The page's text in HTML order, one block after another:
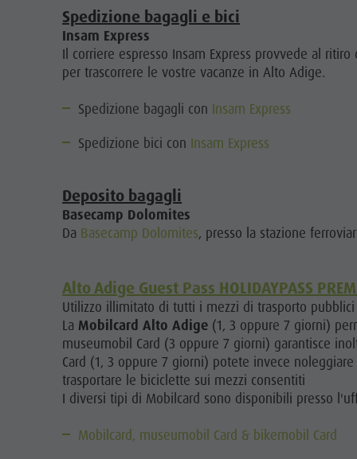
Spedizione bagagli e bici
Insam Express
Il corriere espresso Insam Express provvede al
per trascorrere le vostre vacanze in Alto Adige.
Spedizione bagagli con Insam Express
Spedizione bici con Insam Express
Deposito bagagli
Basecamp Dolomites
Da Basecamp Dolomites, presso la stazione
Alto Adige Guest Pass HOLIDAYPASS
Utilizzo illimitato di tutti i mezzi di trasporto
La Mobilcard Alto Adige (1, 3 oppure 7 giorni)
museumobil Card (3 oppure 7 giorni) garantisce
Card (1, 3 oppure 7 giorni) potete invece
trasportare le biciclette sui mezzi consentiti
I diversi tipi di Mobilcard sono disponibili presso
Mobilcard, museumobil Card & bikemobil Card